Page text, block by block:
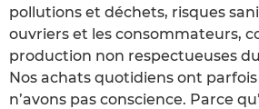
pollutions et déchets, risques
ouvriers et les consommateurs,
production non respectueuses
Nos achats quotidiens ont
n’avons pas conscience. Parce